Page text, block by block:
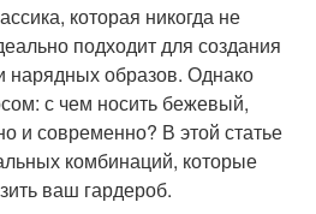
которая никогда не
подходит для создания
нарядных образов. Однако
с чем носить бежевый,
и современно? В этой статье
комбинаций, которые
ваш гардероб.